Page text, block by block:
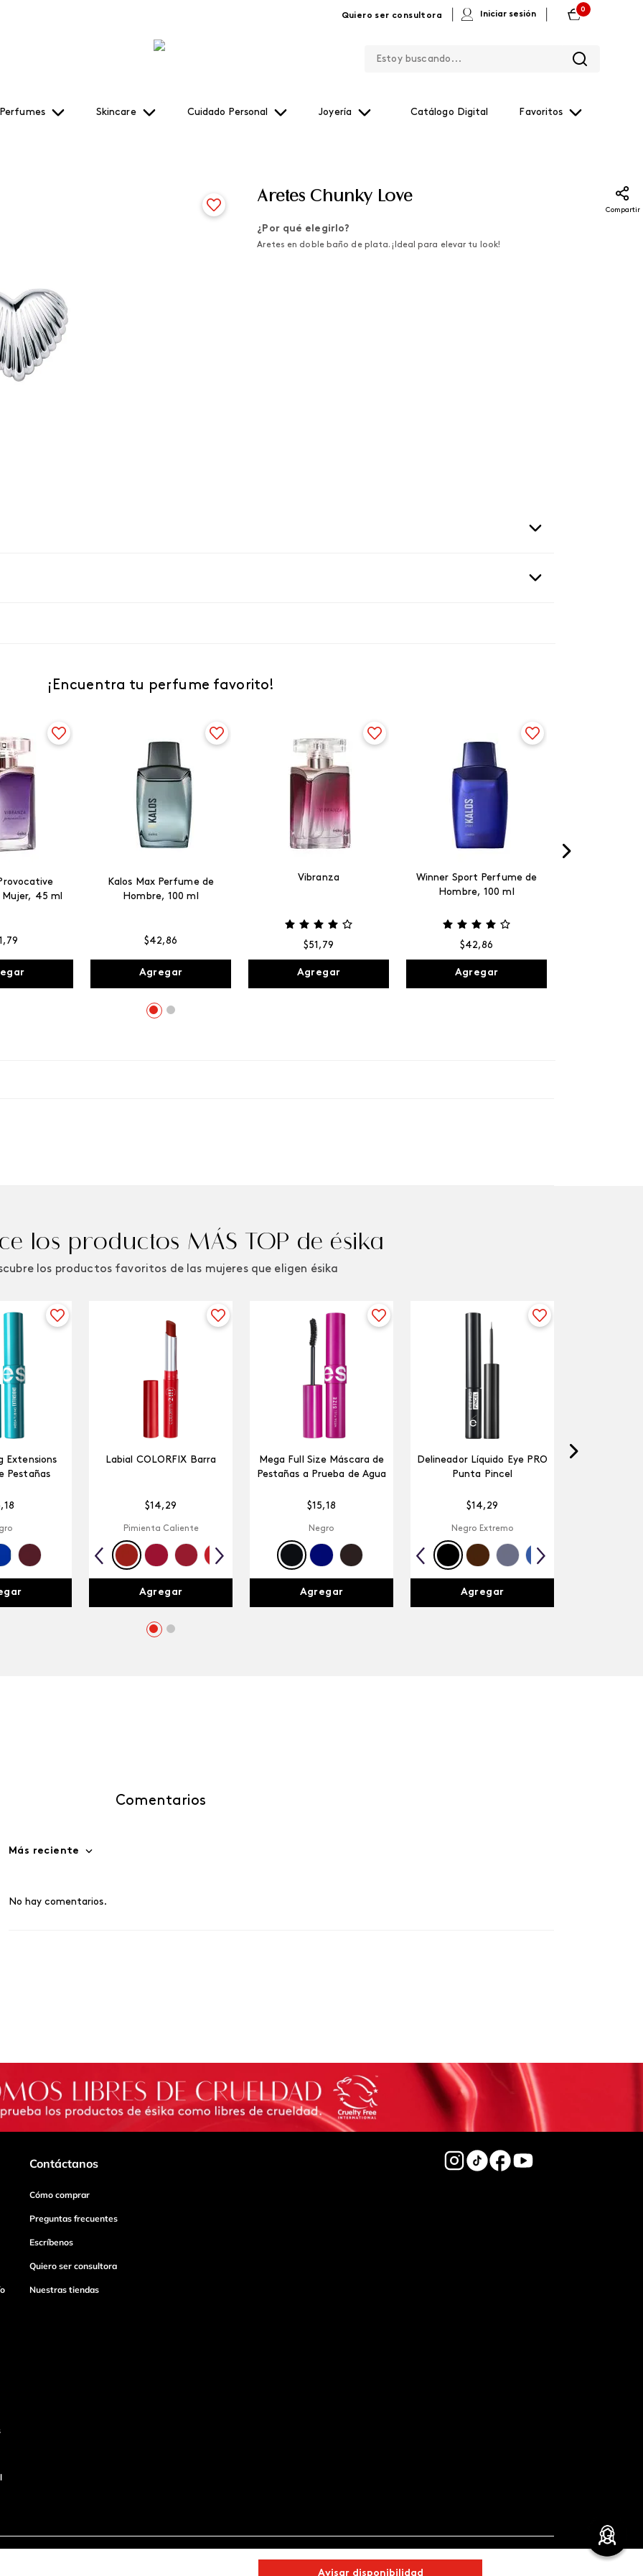
Quiero ser consultora Iniciar sesión
0
Perfumes Skincare Cuidado Personal Joyería Catálogo Digital Favoritos
Aretes Chunky Love
Compartir
¿Por qué elegirlo?
Aretes en doble baño de plata. ¡Ideal para elevar tu look!
Avisar disponibilidad
¡Encuentra tu perfume favorito!
45 ml
, 79
Kalos Max Perfume de
Hombre, 100 ml
$42,86
Agregar
Vibranza
$51 , 79
Agregar
Winner Sport Perfume de
Hombre, 100 ml
$42,86
Agregar
los productos MÁS TOP de ésika
los productos favoritos de las mujeres que eligen ésika
Extensions
Pestañas
,18
Labial COLORFIX Barra
$14, 29
Pimienta Caliente
Agregar
Mega Full Size Máscara de
Pestañas a Prueba de Agua
$15,18
Negro
Agregar
Delineador Líquido Eye PRO
Punta Pincel
$14, 29
Negro Extremo
Agregar
Comentarios
Más reciente
No hay comentarios.
Contáctanos
Cómo comprar
Preguntas frecuentes
Escríbenos
Quiero ser consultora
Nuestras tiendas